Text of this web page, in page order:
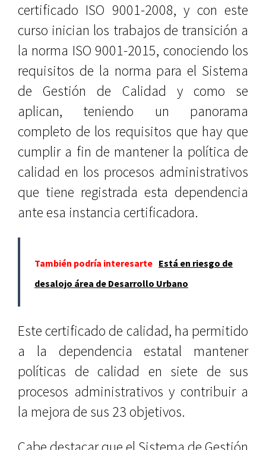
certificado ISO 9001-2008, y con este
curso inician los trabajos de transición a
la norma ISO 9001-2015, conociendo los
requisitos de la norma para el Sistema
de Gestión de Calidad y como se
aplican, teniendo un panorama
completo de los requisitos que hay que
cumplir a fin de mantener la política de
calidad en los procesos administrativos
que tiene registrada esta dependencia
ante esa instancia certificadora.
También podría interesarte Está en riesgo de
desalojo área de Desarrollo Urbano
Este certificado de calidad, ha permitido
a la dependencia estatal mantener
políticas de calidad en siete de sus
procesos administrativos y contribuir a
la mejora de sus 23 objetivos.